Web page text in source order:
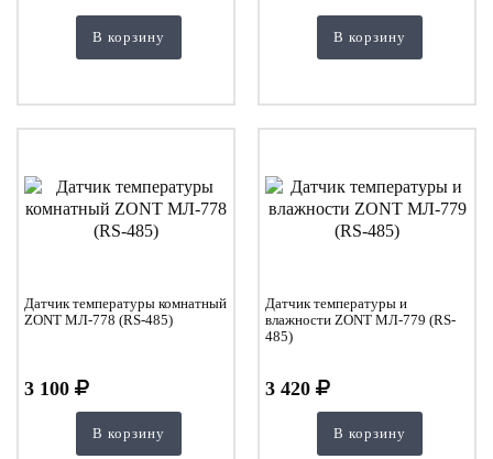
В корзину В корзину
Датчик температуры комнатный
ZONT МЛ-778 (RS-485)
3 100
В корзину
Датчик температуры и
влажности ZONT МЛ-779 (RS-
485)
3 420
В корзину